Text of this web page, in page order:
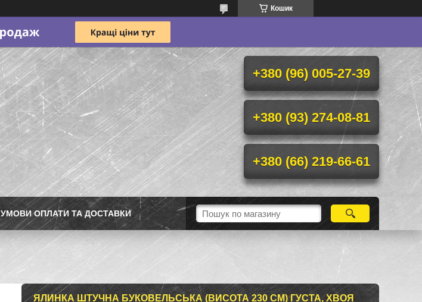
Кошик
+380 (96) 005-27-39
+380 (93) 274-08-81
+380 (66) 219-66-61
УМОВИ ОПЛАТИ ТА ДОСТАВКИ
ЯЛИНКА ШТУЧНА БУКОВЕЛЬСЬКА (ВИСОТА 230 СМ) ГУСТА, ХВОЯ